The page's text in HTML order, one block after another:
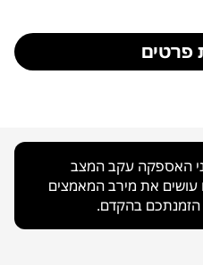
האספקה עקב המצב
עושים את מירב המאמצים
בהקדם.
פרטים